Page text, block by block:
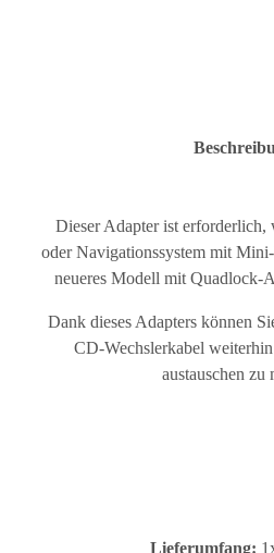
Dieser Adapter ist erforderlich,
oder Navigationssystem mit
neueres Modell mit Quadlock-
Dank dieses Adapters können
CD-Wechslerkabel
austauschen zu
Lieferumfang: